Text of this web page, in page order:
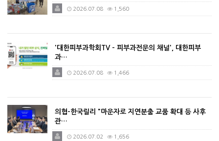
2026.07.08 1,560
'대한피부과학회TV - 피부과전문의 채널', 대한피부
과…
2026.07.08 1,466
의협-한국릴리 "마운자로 지연분출 교품 확대 등 사후
관…
2026.07.02 1,656